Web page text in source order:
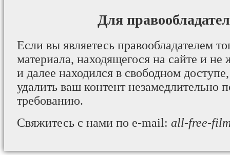
Для
Если вы являетесь правообладателем
материала, находящегося на сайте и не
и далее находился в свободном
удалить ваш контент незамедлительно
требованию.
Свяжитесь с нами по e-mail: all-free-